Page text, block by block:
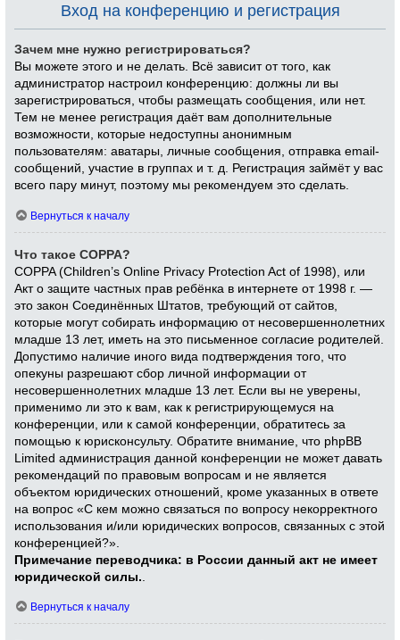
Вход на конференцию и регистрация
Зачем мне нужно регистрироваться?
Вы можете этого и не делать. Всё зависит от того, как
администратор настроил конференцию: должны ли вы
зарегистрироваться, чтобы размещать сообщения, или нет.
Тем не менее регистрация даёт вам дополнительные
возможности, которые недоступны анонимным
пользователям: аватары, личные сообщения, отправка email-
сообщений, участие в группах и т. д. Регистрация займёт у вас
всего пару минут, поэтому мы рекомендуем это сделать.
Вернуться к началу
Что такое COPPA?
COPPA (Children’s Online Privacy Protection Act of 1998), или
Акт о защите частных прав ребёнка в интернете от 1998 г. —
это закон Соединённых Штатов, требующий от сайтов,
которые могут собирать информацию от несовершеннолетних
младше 13 лет, иметь на это письменное согласие родителей.
Допустимо наличие иного вида подтверждения того, что
опекуны разрешают сбор личной информации от
несовершеннолетних младше 13 лет. Если вы не уверены,
применимо ли это к вам, как к регистрирующемуся на
конференции, или к самой конференции, обратитесь за
помощью к юрисконсульту. Обратите внимание, что phpBB
Limited администрация данной конференции не может давать
рекомендаций по правовым вопросам и не является
объектом юридических отношений, кроме указанных в ответе
на вопрос «С кем можно связаться по вопросу некорректного
использования и/или юридических вопросов, связанных с этой
конференцией?».
Примечание переводчика: в России данный акт не имеет
юридической силы.
Вернуться к началу